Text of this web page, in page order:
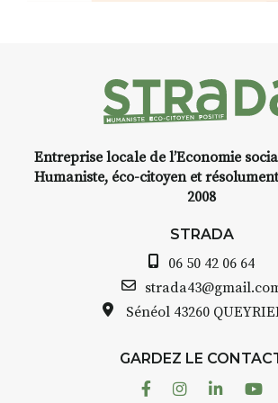
avez ouvert une
Auzon…
Bernard TURLE Le
pas une galerie
AuzonToujours
dans le village. Des
Entreprise locale de l’Economie
Humaniste, éco-citoyen et
2008
STRADA
06 50 42 06 64
Sénéol 43260
GARDEZ LE
FacebookInstagram
Linkedin